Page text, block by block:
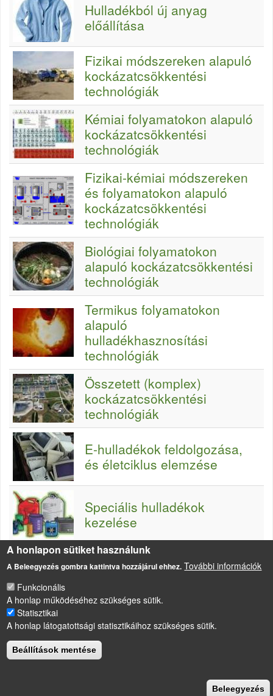
Hulladékból új anyag
előállítása
Fizikai módszereken alapuló
kockázatcsökkentési
technológiák
Kémiai folyamatokon alapuló
kockázatcsökkentési
technológiák
Fizikai-kémiai módszereken
és folyamatokon alapuló
kockázatcsökkentési
technológiák
Biológiai folyamatokon
alapuló kockázatcsökkentési
technológiák
Termikus folyamatokon
alapuló
hulladékhasznosítási
technológiák
Összetett (komplex)
kockázatcsökkentési
technológiák
E-hulladékok feldolgozása,
és életciklus elemzése
Speciális hulladékok
kezelése
LÁBLÉC
Impresszum
Sütikezelési szabályzat
Drupalalapú webhely
A honlapon sütiket használunk
A Beleegyezés gombra kattintva hozzájárul ehhez. További információk
Funkcionális
A honlap működéséhez szükséges sütik.
Statisztikai
A honlap látogatottsági statisztikáihoz szükséges sütik.
Beállítások mentése
Beleegyezés